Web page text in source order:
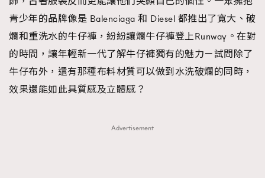
青少年的品牌像是 Balenciaga 和 Diesel 都推出了寬大、破
爛和重洗水的牛仔褲，紛紛讓爛牛仔褲登上Runway。在對
的時間，讓年輕新一代了解牛仔褲獨有的魅力－試問除了
牛仔布外，還有那種布料材質可以做到水洗破爛的同時，
效果還能如此具質感及立體感？
Advertisement